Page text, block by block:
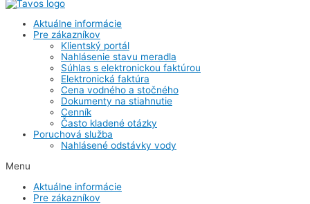
Aktuálne informácie
Pre zákazníkov
Klientský portál
Nahlásenie stavu meradla
Súhlas s elektronickou faktúrou
Elektronická faktúra
Cena vodného a stočného
Dokumenty na stiahnutie
Cenník
Často kladené otázky
Poruchová služba
Nahlásené odstávky vody
Menu
Aktuálne informácie
Pre zákazníkov